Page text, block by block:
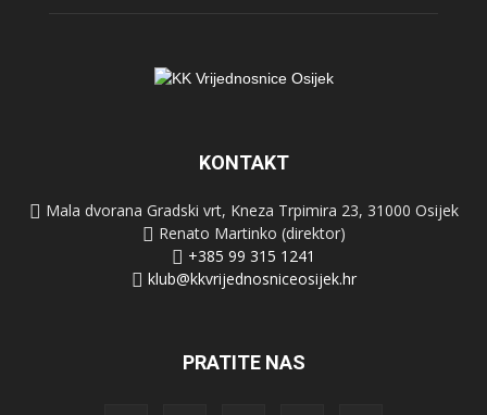
KONTAKT
Mala dvorana Gradski vrt, Kneza Trpimira 23, 31000 Osijek
Renato Martinko (direktor)
+385 99 315 1241
klub@kkvrijednosniceosijek.hr
PRATITE NAS